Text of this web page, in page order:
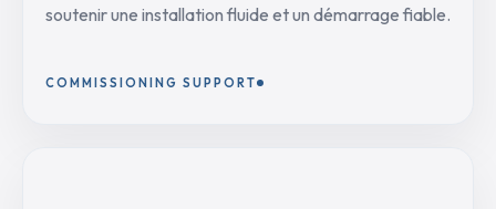
soutenir une installation fluide et un démarrage fiable.
COMMISSIONING SUPPORT